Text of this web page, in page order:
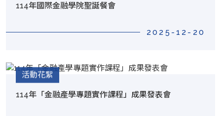
114年國際金融學院聖誕餐會
2025-12-20
活動花絮
114年「金融產學專題實作課程」成果發表會